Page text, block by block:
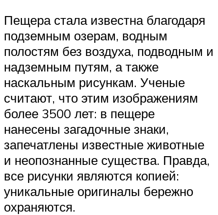
Пещера стала известна благодаря
подземным озерам, водным
полостям без воздуха, подводным и
надземным путям, а также
наскальным рисункам. Ученые
считают, что этим изображениям
более 3500 лет: в пещере
нанесены загадочные знаки,
запечатлены известные животные
и неопознанные существа. Правда,
все рисунки являются копией:
уникальные оригиналы бережно
охраняются.